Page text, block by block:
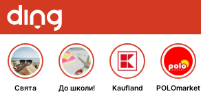
Свята До школи! Kaufland POLOmarket